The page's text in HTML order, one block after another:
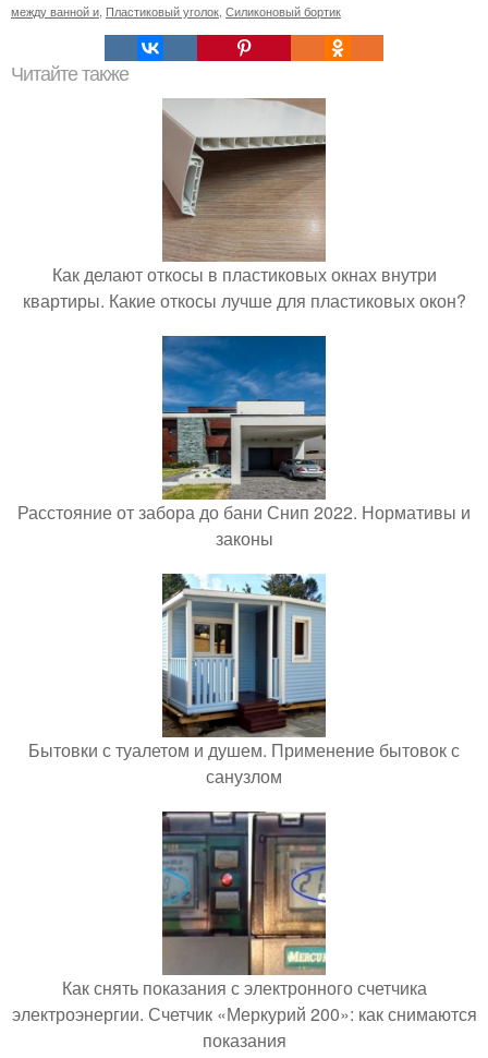
между ванной и Пластиковый уголок Силиконовый бортик
Читайте также
Как делают откосы в пластиковых окнах внутри
квартиры. Какие откосы лучше для пластиковых окон?
Расстояние от забора до бани Снип 2022. Нормативы и
законы
Бытовки с туалетом и душем. Применение бытовок с
санузлом
Как снять показания с электронного счетчика
электроэнергии. Счетчик «Меркурий 200»: как снимаются
показания